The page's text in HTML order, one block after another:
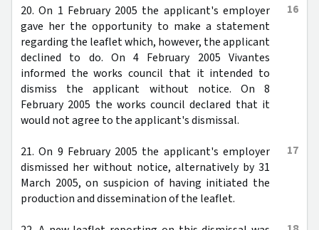
16
20. On 1 February 2005 the applicant's employer
gave her the opportunity to make a statement
regarding the leaflet which, however, the applicant
declined to do. On 4 February 2005 Vivantes
informed the works council that it intended to
dismiss the applicant without notice. On 8
February 2005 the works council declared that it
would not agree to the applicant's dismissal.
17
21. On 9 February 2005 the applicant's employer
dismissed her without notice, alternatively by 31
March 2005, on suspicion of having initiated the
production and dissemination of the leaflet.